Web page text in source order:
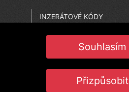
INZERÁTOVÉ KÓDY
NASTAVENÍ COOKIES
Souhlasím
Přizpůsobit